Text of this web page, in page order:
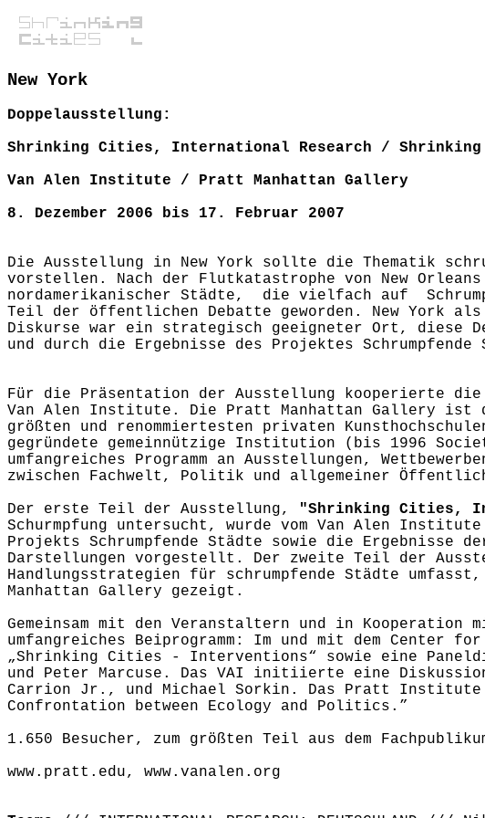
New York
Doppelausstellung:
Shrinking Cities, International Research /
Van Alen Institute / Pratt Manhattan Gallery
8. Dezember 2006 bis 17. Februar 2007
Die Ausstellung in New York sollte die Thematik
vorstellen. Nach der Flutkatastrophe von New
nordamerikanischer Städte, die vielfach auf
Teil der öffentlichen Debatte geworden. New York
Diskurse war ein strategisch geeigneter Ort, diese
und durch die Ergebnisse des Projektes
Für die Präsentation der Ausstellung kooperierte
Van Alen Institute. Die Pratt Manhattan Gallery
größten und renommiertesten privaten
gegründete gemeinnützige Institution (bis 1996
umfangreiches Programm an Ausstellungen,
zwischen Fachwelt, Politik und allgemeiner
Der erste Teil der Ausstellung,
"Shrinking Cities,
Schurmpfung untersucht, wurde vom Van Alen
Projekts Schrumpfende Städte sowie die Ergebnisse
Darstellungen vorgestellt. Der zweite Teil der
Handlungsstrategien für schrumpfende Städte
Manhattan Gallery gezeigt.
Gemeinsam mit den Veranstaltern und in
umfangreiches Beiprogramm: Im und mit dem
„Shrinking Cities - Interventions“ sowie eine
und Peter Marcuse. Das VAI initiierte eine Diskussion
Carrion Jr., und Michael Sorkin. Das Pratt Institute
Confrontation between Ecology and Politics.”
1.650 Besucher, zum größten Teil aus dem
www.pratt.edu, www.vanalen.org